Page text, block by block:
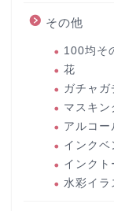
その他
100均そ
花
ガチャガ
マスキン
アルコー
インクベ
インクト
水彩イラ